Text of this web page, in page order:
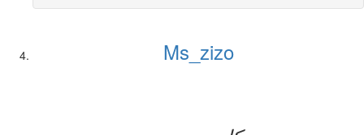
Ms_zizo